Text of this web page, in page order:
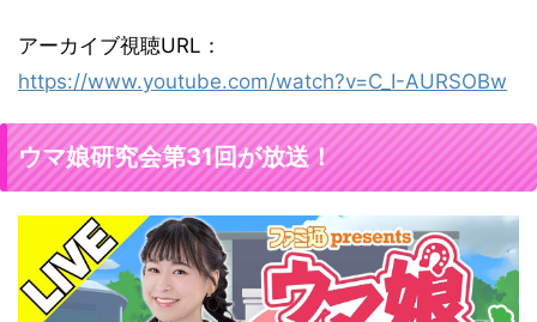
アーカイブ視聴URL：
https://www.youtube.com/watch?v=C_I-AURSOBw
ウマ娘研究会第31回が放送！